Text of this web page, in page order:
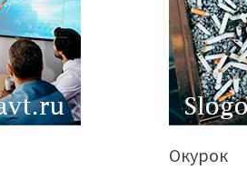
Окурок